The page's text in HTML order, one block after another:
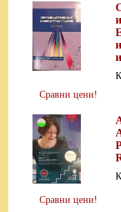
Сравни цени!
Сравни цени!